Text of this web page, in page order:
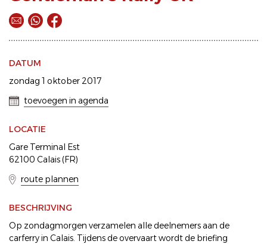
DATUM
zondag 1 oktober 2017
toevoegen in agenda
LOCATIE
Gare Terminal Est
62100 Calais (FR)
route plannen
BESCHRIJVING
Op zondagmorgen verzamelen alle deelnemers aan de
carferry in Calais. Tijdens de overvaart wordt de briefing